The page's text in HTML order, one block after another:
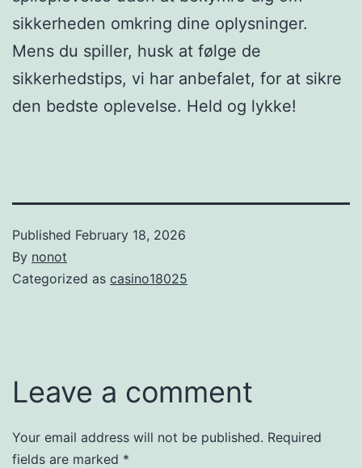
sikkerheden omkring dine oplysninger.
Mens du spiller, husk at følge de
sikkerhedstips, vi har anbefalet, for at sikre
den bedste oplevelse. Held og lykke!
Published February 18, 2026
By nonot
Categorized as casino18025
Leave a comment
Your email address will not be published. Required
fields are marked *